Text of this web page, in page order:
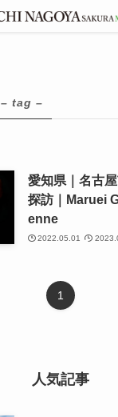
– tag –
愛知県｜名古
探訪｜Maruei
enne
2022.05.01
1
人気記事